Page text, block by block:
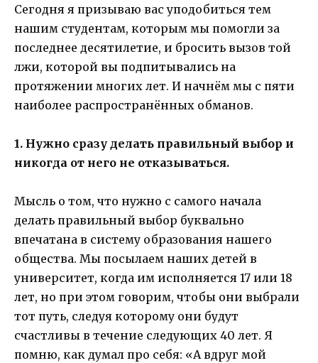
Сегодня я призываю вас уподобиться тем
нашим студентам, которым мы помогли за
последнее десятилетие, и бросить вызов той
лжи, которой вы подпитывались на
протяжении многих лет. И начнём мы с пяти
наиболее распространённых обманов.
1. Нужно сразу делать правильный выбор и
никогда от него не отказываться.
Мысль о том, что нужно с самого начала
делать правильный выбор буквально
впечатана в систему образования нашего
общества. Мы посылаем наших детей в
университет, когда им исполняется 17 или 18
лет, но при этом говорим, чтобы они выбрали
тот путь, следуя которому они будут
счастливы в течение следующих 40 лет. Я
помню, как думал про себя: «А вдруг мой